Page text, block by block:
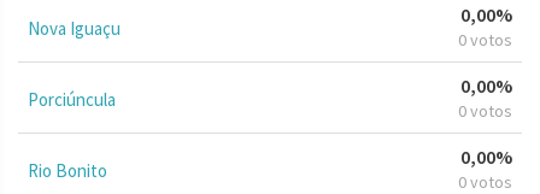
Nova Iguaçu
0,00%
0 votos
Porciúncula
0,00%
0 votos
Rio Bonito
0,00%
0 votos